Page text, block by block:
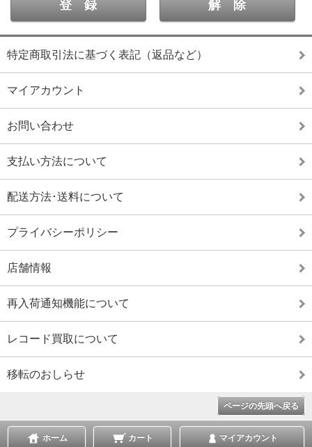
特定商取引法に基づく表記（返品など）
マイアカウント
お問い合わせ
支払い方法について
配送方法･送料について
プライバシーポリシー
店舗情報
再入荷通知機能について
レコード買取について
移転のおしらせ
ページの先頭へ戻る
ホーム カート マイアカウント